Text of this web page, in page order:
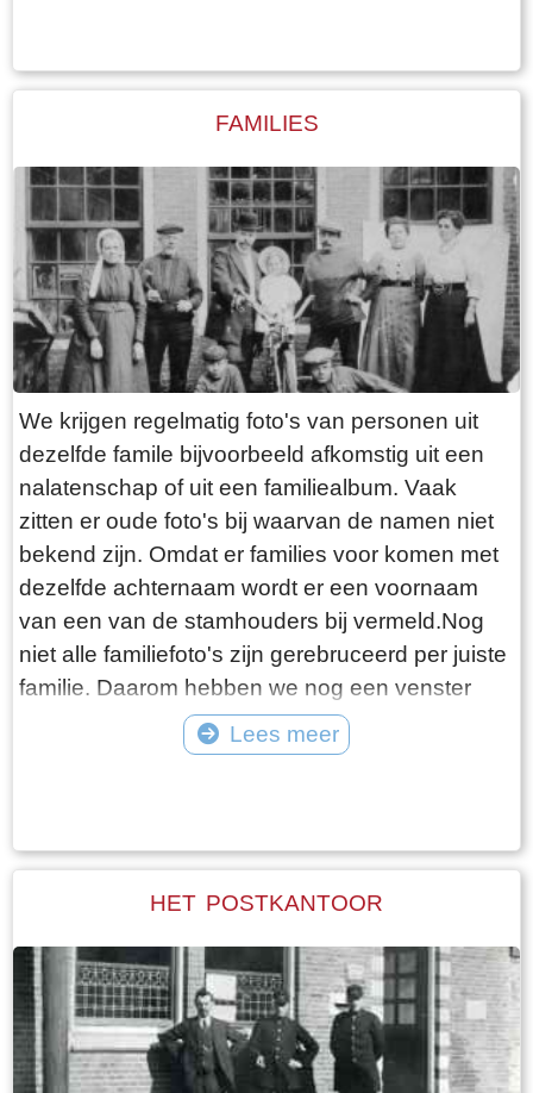
samenkomst voor de gepensioneerden, die er
FAMILIES
We krijgen regelmatig foto's van personen uit
dezelfde famile bijvoorbeeld afkomstig uit een
nalatenschap of uit een familiealbum. Vaak
zitten er oude foto's bij waarvan de namen niet
bekend zijn. Omdat er families voor komen met
dezelfde achternaam wordt er een voornaam
van een van de stamhouders bij vermeld.Nog
niet alle familiefoto's zijn gerebruceerd per juiste
familie. Daarom hebben we nog een venster
"Diverse families". Bijgaande foto is van familie
Lees meer
HET POSTKANTOOR